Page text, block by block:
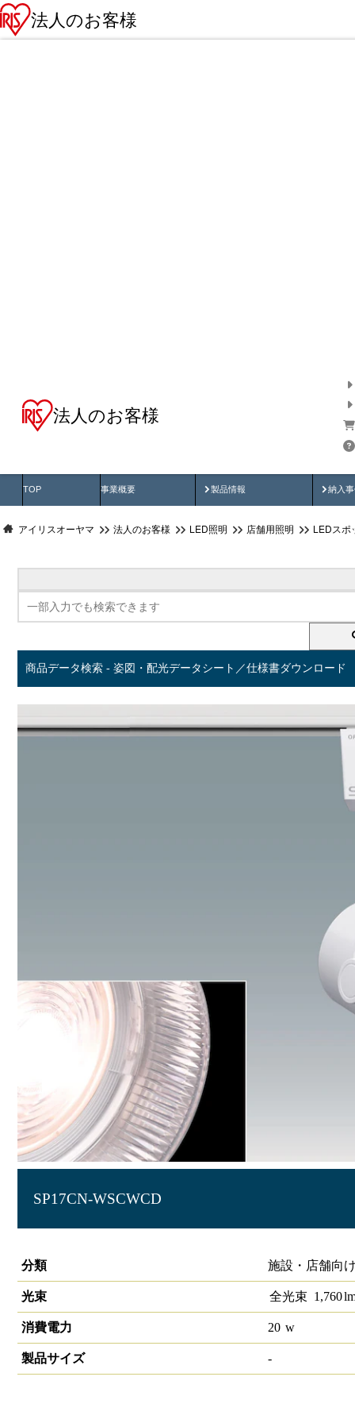
法人のお客様
法人のお客様
TOP 事業概要 製品情報
製品動画 納入
納
アイリスオーヤマ 法人のお客様 LED照明 店舗用照明 LEDスポ
商品データ検索 - 姿図・配光データシート／仕様書ダウンロード
SP17CN-WSCWCD
分類
施設・店舗向
光束 全光束 1,760
消費電力 20 w
製品サイズ -